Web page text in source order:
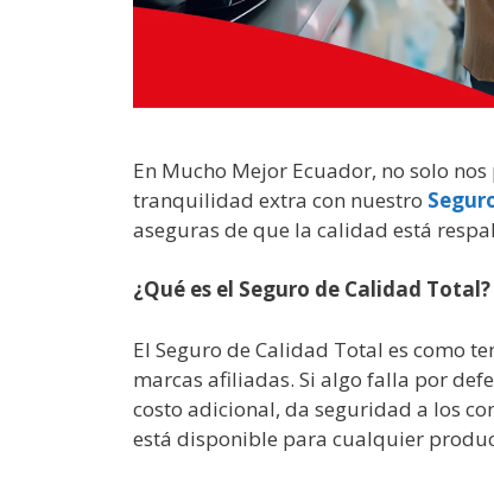
En Mucho Mejor Ecuador, no solo
tranquilidad extra con nuestro
aseguras de que la calidad está
¿Qué es el Seguro de Calidad Total?
El Seguro de Calidad Total es como
marcas afiliadas. Si algo falla por
costo adicional, da seguridad a los
está disponible para cualquier